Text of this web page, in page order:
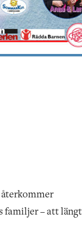
familjer – att